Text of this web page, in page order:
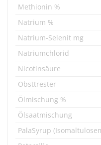
Methionin %
Natrium %
Natrium-Selenit mg
Natriumchlorid
Nicotinsäure
Obsttrester
Ölmischung %
Ölsaatmischung
PalaSyrup